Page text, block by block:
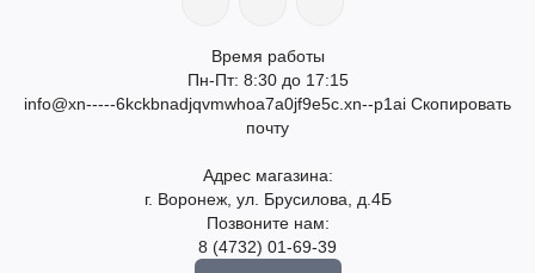
Время работы
Пн-Пт: 8:30 до 17:15
info@xn-----6kckbnadjqvmwhoa7a0jf9e5c.xn--p1ai Скопировать
почту
Адрес магазина:
г. Воронеж, ул. Брусилова, д.4Б
Позвоните нам:
8 (4732) 01-69-39